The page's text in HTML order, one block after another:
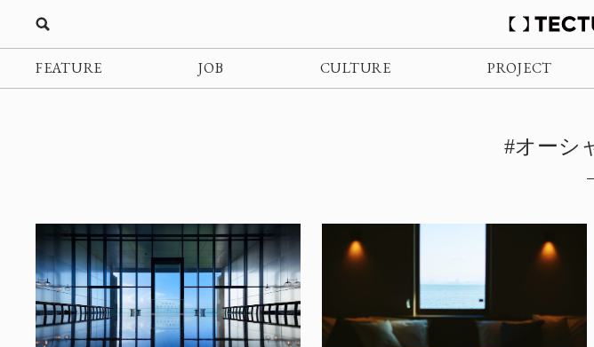
FEATURE JOB CULTURE PROJECT
#オーシ